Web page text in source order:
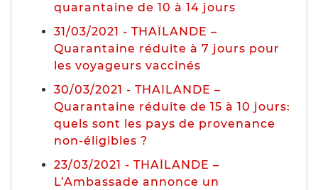
quarantaine de 10 à 14 jours
31/03/2021 - THAÏLANDE –
Quarantaine réduite à 7 jours pour
les voyageurs vaccinés
30/03/2021 - THAILANDE –
Quarantaine réduite de 15 à 10 jours:
quels sont les pays de provenance
non-éligibles ?
23/03/2021 - THAÏLANDE –
L’Ambassade annonce un